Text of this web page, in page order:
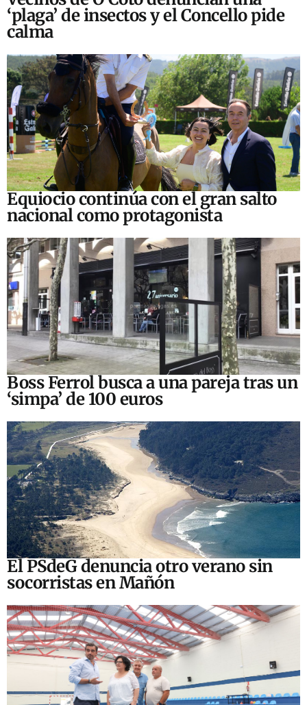
‘plaga’ de insectos y el Concello pide
calma
Equiocio continúa con el gran salto
nacional como protagonista
Boss Ferrol busca a una pareja tras un
‘simpa’ de 100 euros
El PSdeG denuncia otro verano sin
socorristas en Mañón